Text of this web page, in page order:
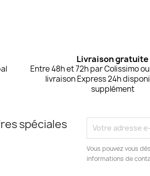
Livraison gratuite
Entre 48h et 72h par Colissimo
livraison Express 24h
supplément
spéciales
Vous pouvez vous
informations de